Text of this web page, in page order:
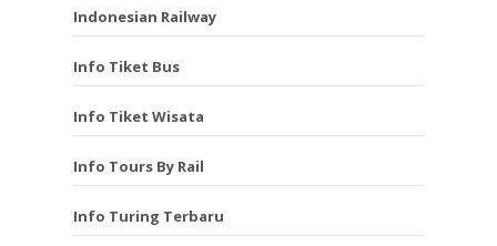
Indonesian Railway
Info Tiket Bus
Info Tiket Wisata
Info Tours By Rail
Info Turing Terbaru